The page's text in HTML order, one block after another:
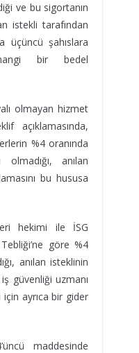
ve bu sigortanın
istekli tarafından
üçüncü şahıslara
bir bedel
olmayan hizmet
açıklamasında,
%4 oranında
anılan
bu hususa
hekimi ile İSG
göre %4
anılan isteklinin
güvenliği uzmanı
ayrıca bir gider
maddesinde